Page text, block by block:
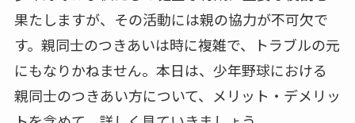
果たしますが、その活動には親の協力が不可欠で
す。親同士のつきあいは時に複雑で、トラブルの元
にもなりかねません。本日は、少年野球における
親同士のつきあい方について、メリット・デメリッ